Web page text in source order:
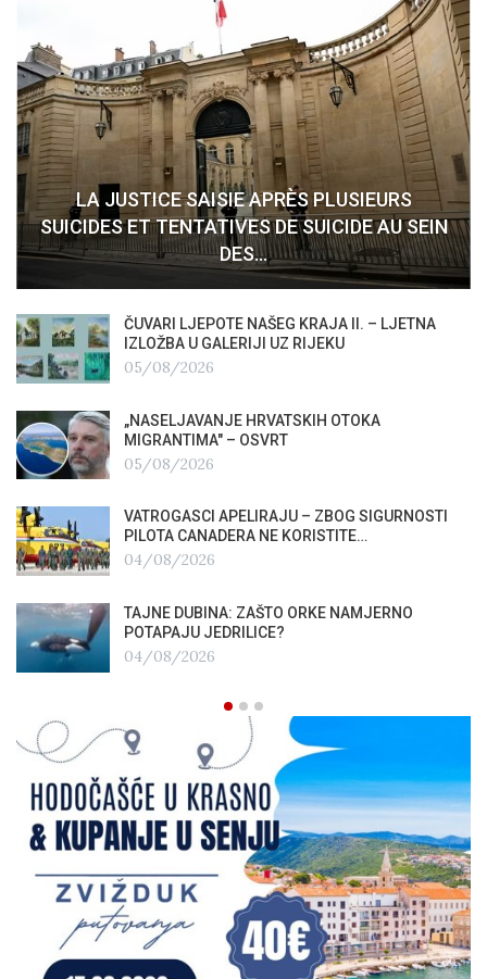
LA JUSTICE SAISIE APRÈS PLUSIEURS
SUICIDES ET TENTATIVES DE SUICIDE AU SEIN
DES…
ČUVARI LJEPOTE NAŠEG KRAJA II. – LJETNA
IZLOŽBA U GALERIJI UZ RIJEKU
05/08/2026
„NASELJAVANJE HRVATSKIH OTOKA
MIGRANTIMA″ – OSVRT
05/08/2026
VATROGASCI APELIRAJU – ZBOG SIGURNOSTI
PILOTA CANADERA NE KORISTITE…
04/08/2026
TAJNE DUBINA: ZAŠTO ORKE NAMJERNO
POTAPAJU JEDRILICE?
04/08/2026